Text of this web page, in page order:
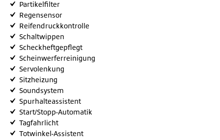
Partikelfilter
Regensensor
Reifendruckkontrolle
Schaltwippen
Scheckheftgepflegt
Scheinwerferreinigung
Servolenkung
Sitzheizung
Soundsystem
Spurhalteassistent
Start/Stopp-Automatik
Tagfahrlicht
Totwinkel-Assistent